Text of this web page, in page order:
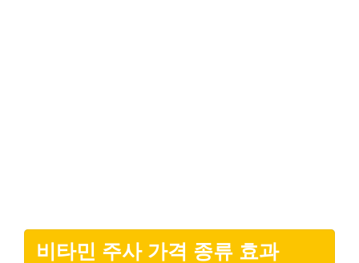
비타민 주사 가격 종류 효과